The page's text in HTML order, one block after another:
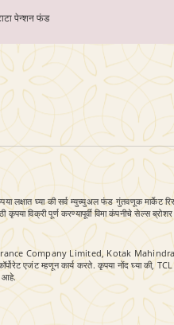
पेन्शन फंड
लक्षात घ्या की सर्व म्युच्युअल फंड गुंतवणूक मार्केट
विक्री पूर्ण करण्यापूर्वी विमा कंपनीचे सेल्स ब्रोशर
Insurance Company Limited, Kotak
म्हणून कार्य करते. कृपया नोंद घ्या की, TCL
आहे.